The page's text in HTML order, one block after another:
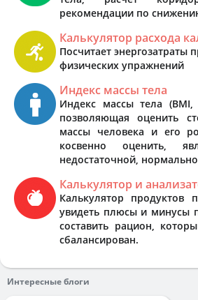
рекомендации по
Калькулятор расхода
Посчитает энергозатраты
физических упражнений
Индекс массы тела
Индекс массы тела
позволяющая оценить
массы человека и его
косвенно оценить,
недостаточной,
Калькулятор и
Калькулятор продуктов
увидеть плюсы и минусы
составить рацион,
сбалансирован.
Интересные блоги